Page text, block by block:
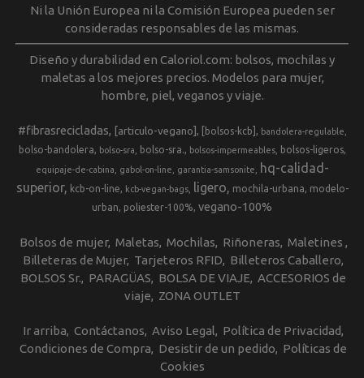
Ni la Unión Europea ni la Comisión Europea pueden ser
consideradas responsables de las mismas.
Diseño y durabilidad en Caloriol.com: bolsos, mochilas y
maletas a los mejores precios. Modelos para mujer,
hombre, piel, veganos y viaje.
#fibrasrecicladas [articulo-vegano] [bolsos-kcb] bandolera-regulable
bolso-bandolera bolso-sra bolso-sra. bolsos-impermeables bolsos-ligeros
equipaje-de-cabina gabol-on-line garantia-samsonite
hq-calidad-
superior
kcb-on-line kcb-vegan-bags ligero mochila-urbana
modelo-
urban
poliester-100% vegano-100%
Bolsos de mujer Maletas Mochilas Riñoneras Maletines
Billeteras de Mujer Tarjeteros RFID
Billeteros Caballero
BOLSOS Sr.
PARAGÜAS BOLSA DE VIAJE ACCESORIOS de
viaje
ZONA OUTLET
Ir arriba Contáctanos Aviso Legal
Política de Privacidad
Condiciones de Compra
Desistir de un pedido
Políticas de
Cookies